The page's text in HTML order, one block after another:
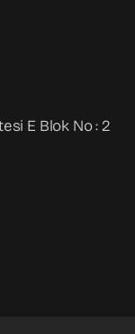
E Blok No : 2